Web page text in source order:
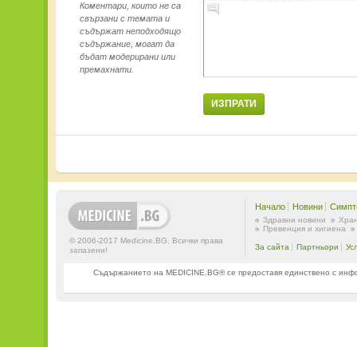
ИЗПРАТИ
Коментари, които не са
свързани с темата и
съдържат неподходящо
съдържание, могат да
бъдат модерирани или
премахнати.
© 2006-2017 Medicine.BG. Всички права
запазени!
Начало Новини
Здравни новини
Превенция и хигиена
За сайта Партньори
Съдържанието на MEDICINE.BG® се предоставя единствено с